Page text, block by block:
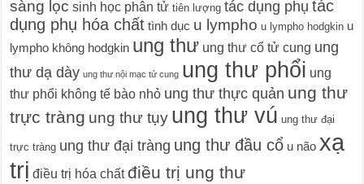
sàng lọc sinh học phân tử tiên lượng tác dụng phụ tác
dụng phụ hóa chất tình dục u lympho u lympho hodgkin u
lympho không hodgkin ung thư ung thư cổ tử cung ung
thư dạ dày ung thư nội mạc tử cung ung thư phổi ung
thư phổi không tế bào nhỏ ung thư thực quản ung thư
trực tràng ung thư tụy ung thư vú ung thư đại
trực tràng ung thư đại tràng ung thư đầu cổ u não xạ
trị điều trị hóa chất điều trị ung thư